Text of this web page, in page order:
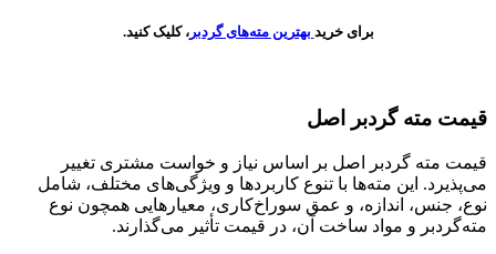
برای خرید بهترین مته‌های گردبر، کلیک کنید.
قیمت مته‌ گردبر اصل
قیمت مته‌ گردبر اصل بر اساس نیاز و خواست مشتری تغییر
می‌پذیرد. این مته‌ها با تنوع کاربردها و ویژگی‌های مختلف، شامل
نوع، جنس، اندازه، و عمق سوراخ‌کاری، معیارهایی همچون نوع
مته‌گردبر و مواد ساخت آن، در قیمت تأثیر می‌گذارند.